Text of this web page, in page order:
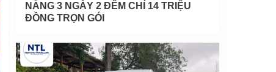
NẴNG 3 NGÀY 2 ĐÊM CHỈ 14 TRIỆU
ĐỒNG TRỌN GÓI